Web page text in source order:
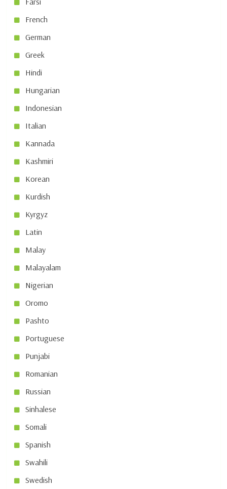
French
German
Greek
Hindi
Hungarian
Indonesian
Italian
Kannada
Kashmiri
Korean
Kurdish
Kyrgyz
Latin
Malay
Malayalam
Nigerian
Oromo
Pashto
Portuguese
Punjabi
Romanian
Russian
Sinhalese
Somali
Spanish
Swahili
Swedish